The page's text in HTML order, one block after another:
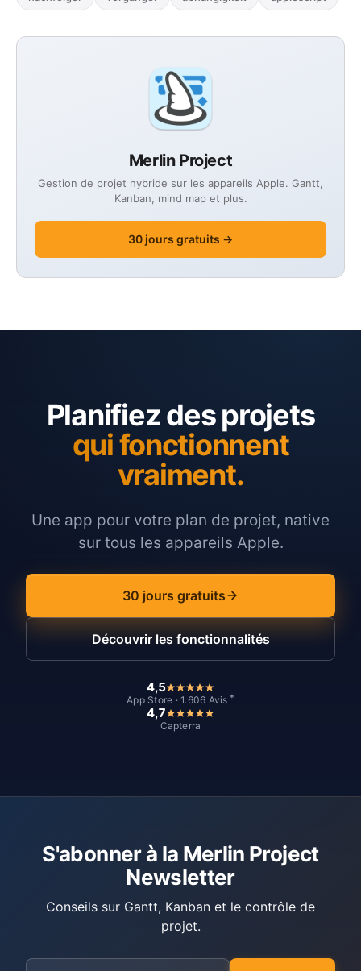
Merlin Project
Gestion de projet hybride sur les appareils Apple. Gantt,
Kanban, mind map et plus.
30 jours gratuits →
Planifiez des projets
qui fonctionnent
vraiment.
Une app pour votre plan de projet, native
sur tous les appareils Apple.
30 jours gratuits
Découvrir les fonctionnalités
4,5
App Store · 1.606 Avis *
4,7
Capterra
S'abonner à la Merlin Project
Newsletter
Conseils sur Gantt, Kanban et le contrôle de
projet.